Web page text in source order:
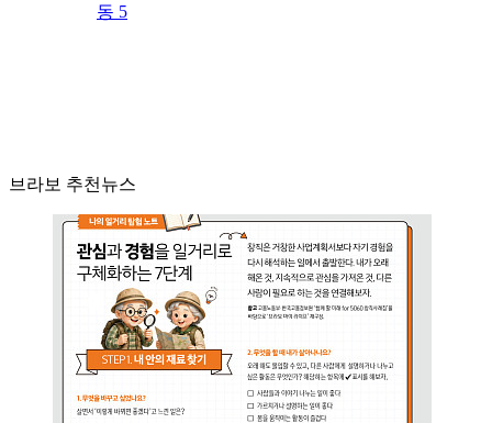
동 5
브라보 추천뉴스